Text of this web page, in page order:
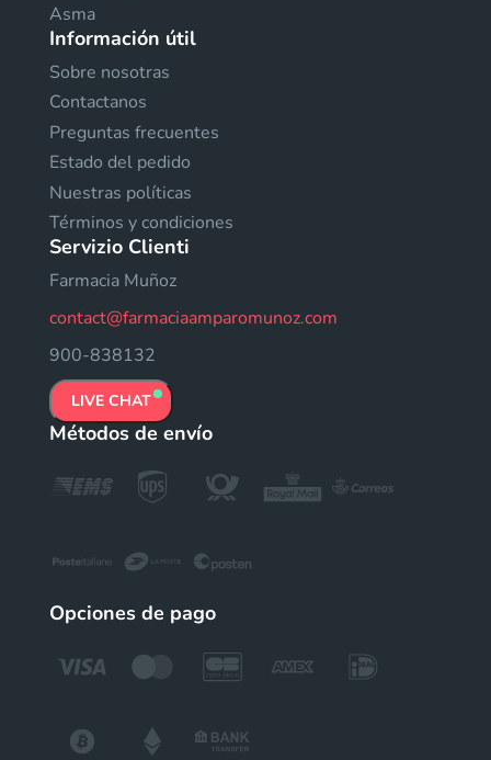
Asma
Información útil
Sobre nosotras
Contactanos
Preguntas frecuentes
Estado del pedido
Nuestras políticas
Términos y condiciones
Servizio Clienti
Farmacia Muñoz
contact@farmaciaamparomunoz.com
900-838132
LIVE CHAT
Métodos de envío
Opciones de pago